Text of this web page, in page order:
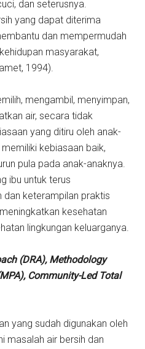
dan seterusnya.
yang dapat diterima
dan mempermudah
masyarakat,
1994).
mengambil, menyimpan,
air, secara tidak
yang ditiru oleh anak-
kebiasaan baik,
pula pada anak-anaknya.
ibu untuk terus
dan keterampilan praktis
kesehatan
lingkungan keluarganya.
(DRA), Methodology
Community-Led Total
yang sudah digunakan oleh
masalah air bersih dan